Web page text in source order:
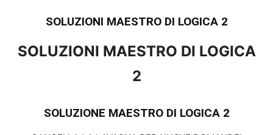
SOLUZIONI MAESTRO DI LOGICA 2
SOLUZIONI MAESTRO DI LOGICA
2
SOLUZIONE MAESTRO DI LOGICA 2